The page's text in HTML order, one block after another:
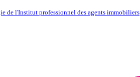
de l'Institut professionnel des agents immobiliers